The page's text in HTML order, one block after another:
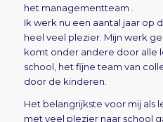
het managementteam .
Ik werk nu een aantal jaar op
heel veel plezier. Mijn werk
komt onder andere door alle
school, het fijne team van
door de kinderen.
Het belangrijkste voor mij als
met veel plezier naar school